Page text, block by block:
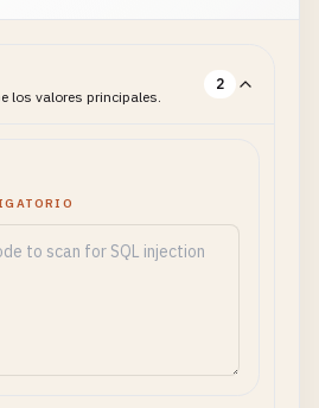
los valores principales.
2